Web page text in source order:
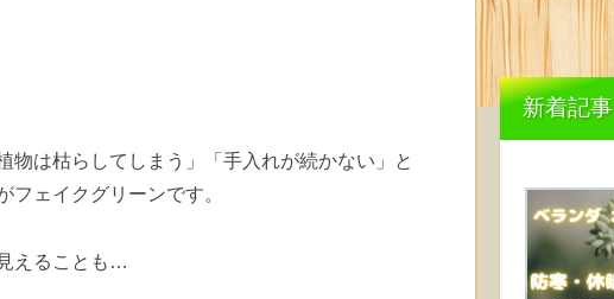
物は枯らしてしまう」「手入れが続かない」と
ェイクグリーンです。
えることも…
新着記事